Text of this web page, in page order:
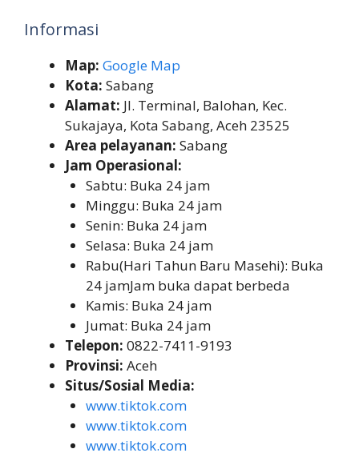
Informasi
Map: Google Map
Kota: Sabang
Alamat: Jl. Terminal, Balohan, Kec.
Sukajaya, Kota Sabang, Aceh 23525
Area pelayanan: Sabang
Jam Operasional:
Sabtu: Buka 24 jam
Minggu: Buka 24 jam
Senin: Buka 24 jam
Selasa: Buka 24 jam
Rabu(Hari Tahun Baru Masehi): Buka
24 jamJam buka dapat berbeda
Kamis: Buka 24 jam
Jumat: Buka 24 jam
Telepon: 0822-7411-9193
Provinsi: Aceh
Situs/Sosial Media:
www.tiktok.com
www.tiktok.com
www.tiktok.com